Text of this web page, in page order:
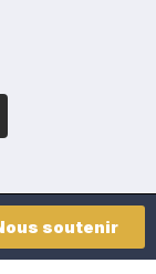
soutenir